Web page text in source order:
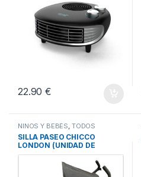
22.90€
NIÑOS Y BEBÉS, TODOS
SILLA PASEO CHICCO
LONDON (UNIDAD DE
EXPOSICION – SIN
EMBALAJE ORIGINAL)